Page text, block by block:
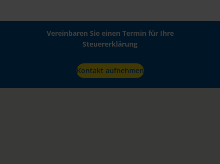
Vereinbaren Sie einen Termin für Ihre
Steuererklärung
Kontakt aufnehmen